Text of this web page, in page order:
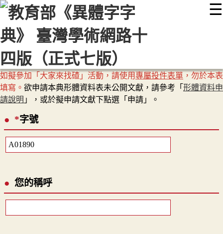
☰
::: 最新消息 常見問題 編輯說明
顯示模式
網站導覽
如擬參加「大家來找碴」活動，請使用專屬投件表單 ，勿於本表
填寫。 欲申請本典形體資料表未公開文獻，請參考「 形體資料申
請說明 」，或於擬申請文獻下點選「申請」。
*字號
您的稱呼